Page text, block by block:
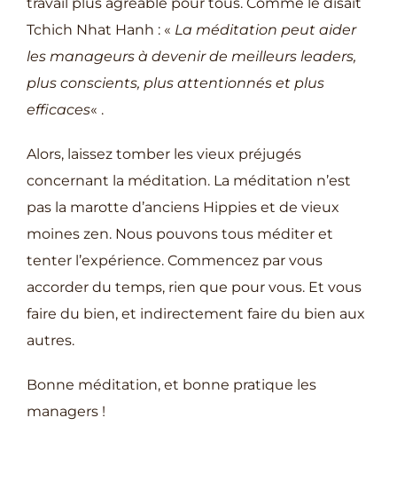
Tchich Nhat Hanh : « La méditation peut aider
les manageurs à devenir de meilleurs leaders,
plus conscients, plus attentionnés et plus
efficaces« .
Alors, laissez tomber les vieux préjugés
concernant la méditation. La méditation n’est
pas la marotte d’anciens Hippies et de vieux
moines zen. Nous pouvons tous méditer et
tenter l’expérience. Commencez par vous
accorder du temps, rien que pour vous. Et vous
faire du bien, et indirectement faire du bien aux
autres.
Bonne méditation, et bonne pratique les
managers !